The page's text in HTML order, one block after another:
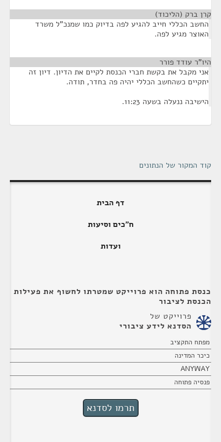
קרן ברק (הליכוד)
החשב הכללי חייב להגיע לפה בדיוק כמו שמנכ"ל משרד
האוצר מגיע לפה.
היו"ר עודד פורר
אני מקבל את בקשת חברי הכנסת לקיים את הדיון. דיון זה
יתקיים כשהחשב הכללי יהיה פה בחדר, תודה.
הישיבה ננעלה בשעה 11:23.
קוד המקור של הנתונים
דף הבית
ח"כים וסיעות
ועדות
כנסת פתוחה הוא פרוייקט שמטרתו לחשוף את פעילות
הכנסת לציבור
פרוייקט של
הסדנא לידע ציבורי
מפתח התקציב
כיכר המדינה
ANYWAY
פנסיה פתוחה